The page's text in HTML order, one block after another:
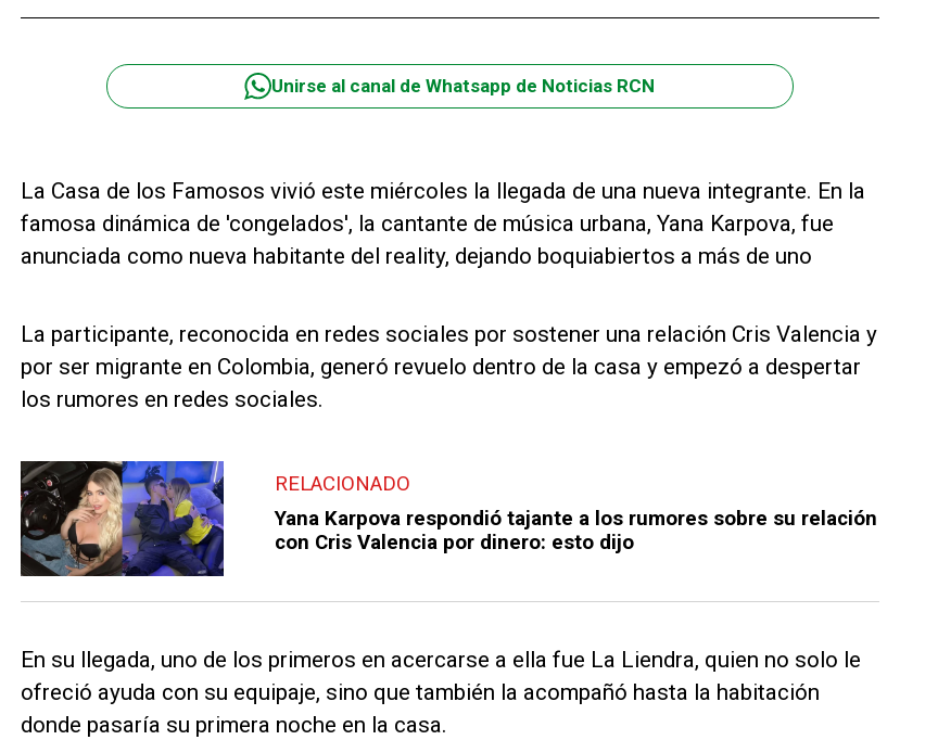
Unirse al canal de Whatsapp de Noticias RCN
La Casa de los Famosos vivió este miércoles la llegada de una nueva integrante. En la
famosa dinámica de 'congelados', la cantante de música urbana, Yana Karpova, fue
anunciada como nueva habitante del reality, dejando boquiabiertos a más de uno
La participante, reconocida en redes sociales por sostener una relación Cris Valencia y
por ser migrante en Colombia, generó revuelo dentro de la casa y empezó a despertar
los rumores en redes sociales.
RELACIONADO
Yana Karpova respondió tajante a los rumores sobre su relación
con Cris Valencia por dinero: esto dijo
En su llegada, uno de los primeros en acercarse a ella fue La Liendra, quien no solo le
ofreció ayuda con su equipaje, sino que también la acompañó hasta la habitación
donde pasaría su primera noche en la casa.